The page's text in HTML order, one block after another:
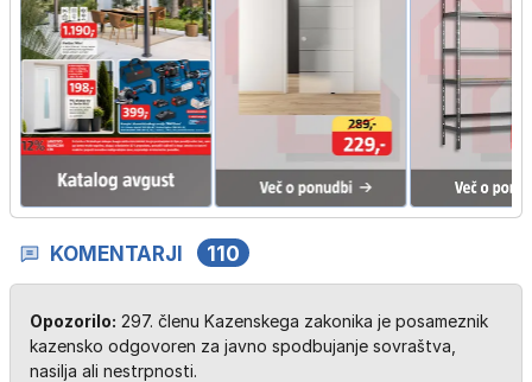
KOMENTARJI 110
Opozorilo: 297. členu Kazenskega zakonika je posameznik
kazensko odgovoren za javno spodbujanje sovraštva,
nasilja ali nestrpnosti.